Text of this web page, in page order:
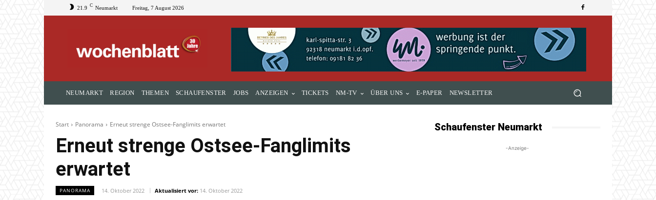
21.9 C Neumarkt Freitag, 7 August 2026
NEUMARKT REGION THEMEN SCHAUFENSTER JOBS ANZEIGEN TICKETS NM-TV ÜBER UNS E-PAPER NEWSLETTER
Start Panorama Erneut strenge Ostsee-Fanglimits erwartet
Erneut strenge Ostsee-Fanglimits
erwartet
PANORAMA 14. Oktober 2022 Aktualisiert vor: 14. Oktober 2022
Schaufenster Neumarkt
-Anzeige-